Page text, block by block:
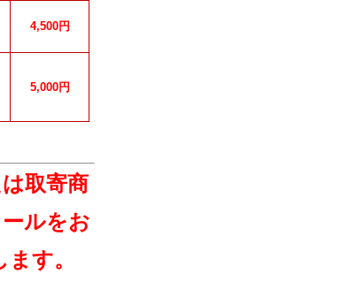
4,500円
5,000円
取寄商
ルをお
す。